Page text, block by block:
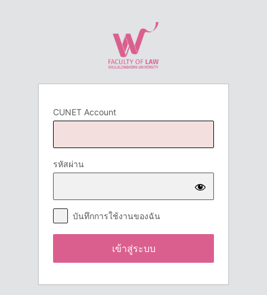
CUNET Account
รหัสผ่าน
บันทึกการใช้งานของฉัน